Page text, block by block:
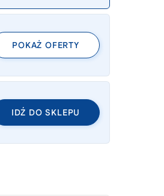
POKAŻ OFERTY
IDŹ DO SKLEPU